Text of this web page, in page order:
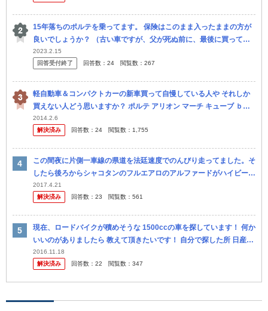
15年落ちのポルテを乗ってます。 保険はこのまま入ったままの方が
良いでしょうか？ （古い車ですが、父が死ぬ前に、最後に買ってく
れた車なので… 母が「乗れる間は乗りたい」と申している為、乗り
続け...
2023.2.15
回答受付終了
回答数： 24 閲覧数： 267
軽自動車＆コンパクトカーの新車買って自慢している人や それしか
買えない人どう思いますか？ ポルテ アリオン マーチ キューブ ｂｂ
他 全席パワーシート メモリ機能 後部座席のマッサージ機能等、装...
2014.2.6
解決済み
回答数： 24 閲覧数： 1,755
この間夜に片側一車線の県道を法廷速度でのんびり走ってました。そ
したら後ろからシャコタンのフルエアロのアルファードがハイビーム
で滅茶苦茶煽ってきました！私は気分わるかったですが、シカトして
そのまま...
2017.4.21
解決済み
回答数： 23 閲覧数： 561
現在、ロードバイクが積めそうな 1500ccの車を探しています！ 何か
いいのがありましたら 教えて頂きたいです！ 自分で探した所 日産の
キュービック、 トヨタポルテ ぐらいかと… 独り身 なので...
2016.11.18
解決済み
回答数： 22 閲覧数： 347